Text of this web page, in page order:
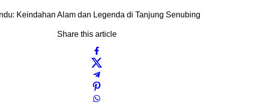
Keindahan Alam dan Legenda di Tanjung Senubing
Share this article